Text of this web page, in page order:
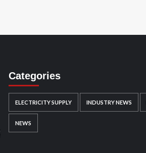
Categories
ELECTRICITY SUPPLY INDUSTRY NEWS
NEWS